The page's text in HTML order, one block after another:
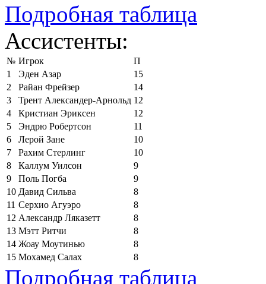
Подробная таблица
Ассистенты:
№ Игрок
П
1
Эден Азар
15
2
Райан Фрейзер
14
3
Трент Александер-Арнольд 12
4
Кристиан Эриксен
12
5
Эндрю Робертсон
11
6
Лерой Зане
10
7
Рахим Стерлинг
10
8
Каллум Уилсон
9
9
Поль Погба
9
10 Давид Сильва
8
11 Серхио Агуэро
8
12 Александр Ляказетт
8
13 Мэтт Ритчи
8
14 Жоау Моутинью
8
15 Мохамед Салах 8
Подробная таблица